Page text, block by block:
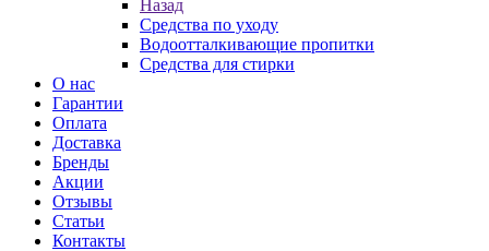
Назад
Средства по уходу
Водоотталкивающие пропитки
Средства для стирки
О нас
Гарантии
Оплата
Доставка
Бренды
Акции
Отзывы
Статьи
Контакты